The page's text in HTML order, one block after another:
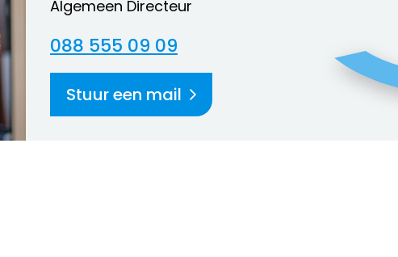
Algemeen Directeur
088 555 09 09
Stuur een mail